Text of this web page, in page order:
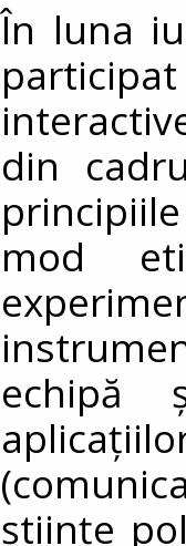
În luna
din
mod
echipă
științe